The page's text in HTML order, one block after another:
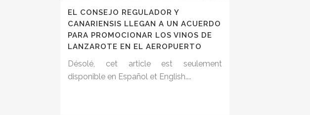
EL CONSEJO REGULADOR Y
CANARIENSIS LLEGAN A UN ACUERDO
PARA PROMOCIONAR LOS VINOS DE
LANZAROTE EN EL AEROPUERTO
Désolé, cet article est seulement
disponible en Español et English....